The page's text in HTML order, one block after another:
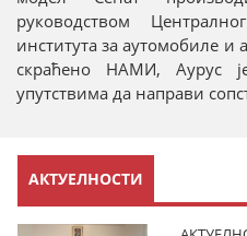
руководством
института за аутомобиле и
скраћено НАМИ, Аурус
упутствима да направи
АКТУЕЛНОСТИ